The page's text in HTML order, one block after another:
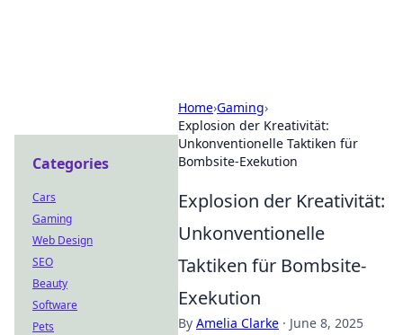
Home›Gaming›
Explosion der Kreativität:
Unkonventionelle Taktiken für
Bombsite-Exekution
Explosion der Kreativität:
Unkonventionelle
Taktiken für Bombsite-
Exekution
By Amelia Clarke · June 8, 2025
Categories
Cars
Gaming
Web Design
SEO
Beauty
Software
Pets